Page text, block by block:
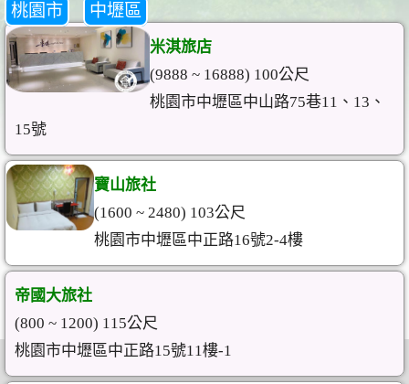
桃園市 中壢區
米淇旅店
(9888 ~ 16888) 100公尺
桃園市中壢區中山路75巷11、13、
15號
寶山旅社
(1600 ~ 2480) 103公尺
桃園市中壢區中正路16號2-4樓
帝國大旅社
(800 ~ 1200) 115公尺
桃園市中壢區中正路15號11樓-1